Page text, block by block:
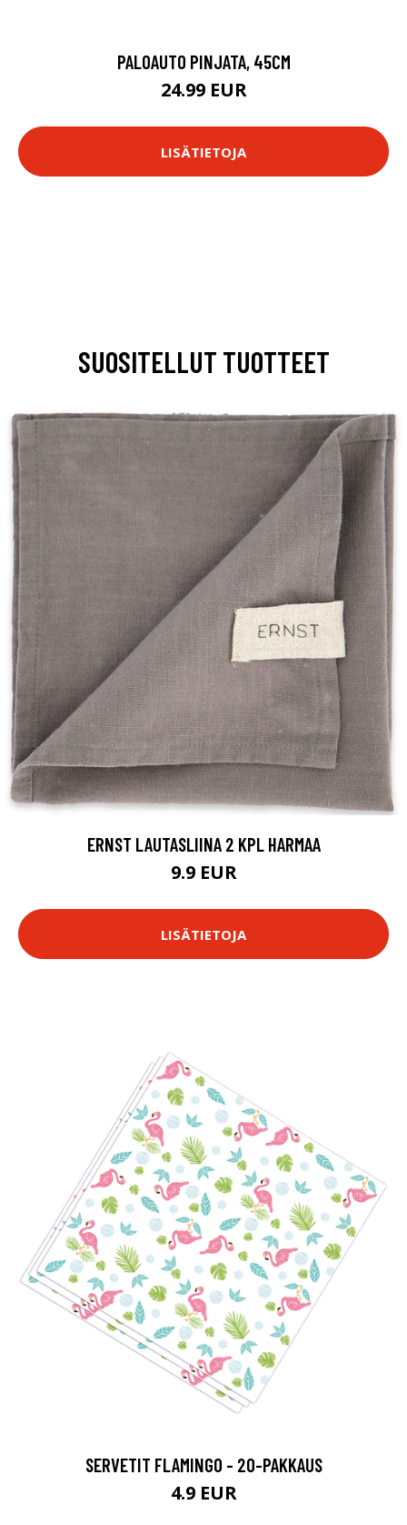
PALOAUTO PINJATA, 45CM
24.99 EUR
LISÄTIETOJA
SUOSITELLUT TUOTTEET
ERNST LAUTASLIINA 2 KPL HARMAA
9.9 EUR
LISÄTIETOJA
SERVETIT FLAMINGO - 20-PAKKAUS
4.9 EUR